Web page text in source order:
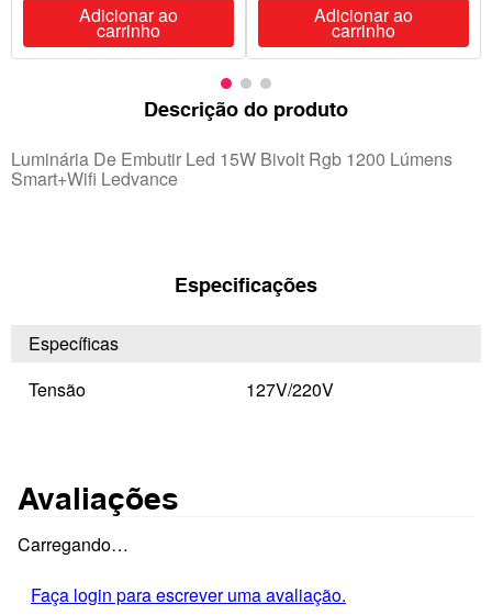
Adicionar ao
carrinho
Adicionar ao
carrinho
Descrição do produto
Luminária De Embutir Led 15W Bivolt Rgb 1200 Lúmens
Smart+Wifi Ledvance
Especificações
Específicas
Tensão
127V/220V
Avaliações
Carregando…
Faça login para escrever uma avaliação.